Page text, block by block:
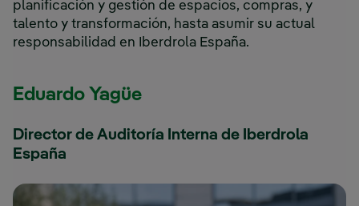
planificación y gestión de espacios, compras, y
talento y transformación, hasta asumir su actual
responsabilidad en Iberdrola España.
Eduardo Yagüe
Director de Auditoría Interna de Iberdrola
España